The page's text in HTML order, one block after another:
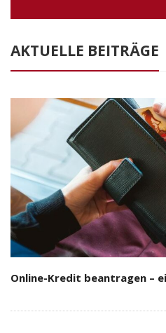
AKTUELLE BEITRÄGE
Online-Kredit beantragen –